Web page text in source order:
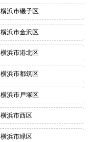
横浜市磯子区
横浜市金沢区
横浜市港北区
横浜市都筑区
横浜市戸塚区
横浜市西区
横浜市緑区